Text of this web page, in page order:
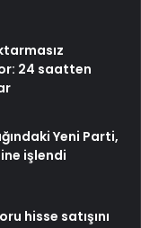
24 saatten
Yeni Parti,
işlendi
hisse satışını